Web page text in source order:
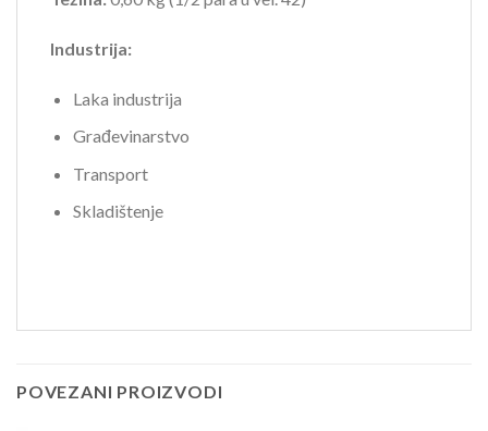
Industrija:
Laka industrija
Građevinarstvo
Transport
Skladištenje
POVEZANI PROIZVODI